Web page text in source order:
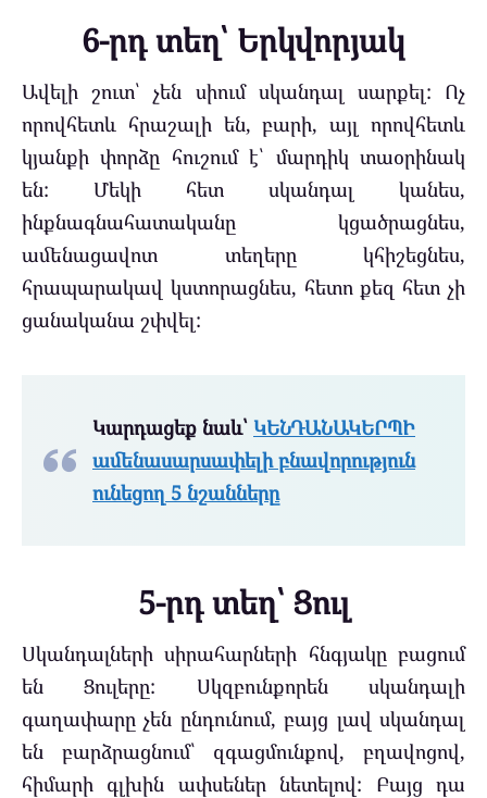
6-րդ տեղ՝ Երկվորյակ
Ավելի շուտ՝ չեն սիում սկանդալ սարքել: Ոչ
որովհետև հրաշալի են, բարի, այլ որովհետև
կյանքի փորձը հուշում է՝ մարդիկ տաօրինակ
են: Մեկի հետ սկանդալ կանես,
ինքնագնահատականը կցածրացնես,
ամենացավոտ տեղերը կհիշեցնես,
հրապարակավ կստորացնես, հետո քեզ հետ չի
ցանականա շփվել:
Կարդացեք նաև՝ ԿԵՆԴԱՆԱԿԵՐՊԻ
ամենասարսափելի բնավորություն
ունեցող 5 նշանները
5-րդ տեղ՝ Ցուլ
Սկանդալների սիրահարների հնգյակը բացում
են Ցուլերը: Սկզբունքորեն սկանդալի
գաղափարը չեն ընդունում, բայց լավ սկանդալ
են բարձրացնում՝ զգացմունքով, բղավոցով,
հիմարի գլխին ափսեներ նետելով: Բայց դա